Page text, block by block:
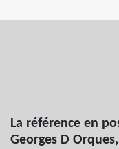
La référence en
Georges D